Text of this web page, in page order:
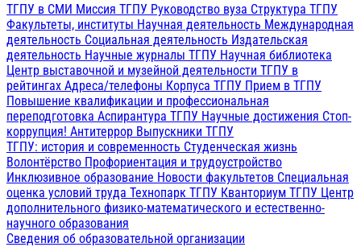
ТГПУ в СМИ Миссия ТГПУ Руководство вуза Структура ТГПУ
Факультеты, институты Научная деятельность Международная
деятельность Социальная деятельность Издательская
деятельность Научные журналы ТГПУ Научная библиотека
Центр выставочной и музейной деятельности ТГПУ в
рейтингах Адреса/телефоны Корпуса ТГПУ Прием в ТГПУ
Повышение квалификации и профессиональная
переподготовка Аспирантура ТГПУ Научные достижения Стоп-
коррупция! Антитеррор Выпускники ТГПУ
ТГПУ: история и современность Студенческая жизнь
Волонтёрство Профориентация и трудоустройство
Инклюзивное образование Новости факультетов Специальная
оценка условий труда Технопарк ТГПУ Кванториум ТГПУ Центр
дополнительного физико-математического и естественно-
научного образования
Сведения об образовательной организации